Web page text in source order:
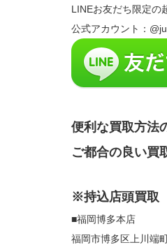
LINEお友だち限定の
公式アカウント：
便利な買取方法
ご都合の良い買
※持込店頭買取
■福岡博多本店
福岡市博多区上川端